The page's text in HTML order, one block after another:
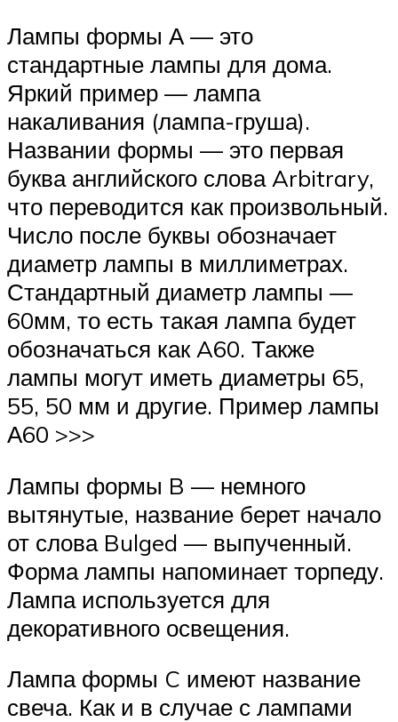
Лампы формы А — это
стандартные лампы для дома.
Яркий пример — лампа
накаливания (лампа-груша).
Названии формы — это первая
буква английского слова Arbitrary,
что переводится как произвольный.
Число после буквы обозначает
диаметр лампы в миллиметрах.
Стандартный диаметр лампы —
60мм, то есть такая лампа будет
обозначаться как A60. Также
лампы могут иметь диаметры 65,
55, 50 мм и другие. Пример лампы
А60 >>>
Лампы формы B — немного
вытянутые, название берет начало
от слова Bulged — выпученный.
Форма лампы напоминает торпеду.
Лампа используется для
декоративного освещения.
Лампа формы C имеют название
свеча. Как и в случае с лампами